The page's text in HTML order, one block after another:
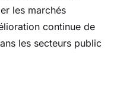
les marchés
continue de
les secteurs public